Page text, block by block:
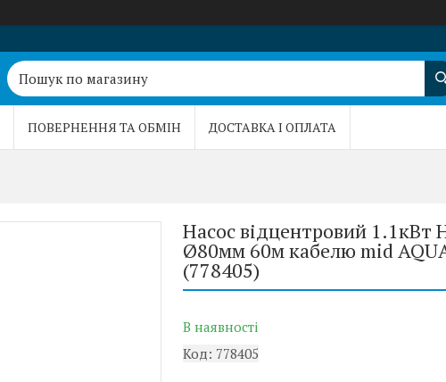
ПОВЕРНЕННЯ ТА ОБМІН ДОСТАВКА І ОПЛАТА
Насос відцентровий 1.1кВт
Ø80мм 60м кабелю mid
(778405)
В наявності
Код: 778405